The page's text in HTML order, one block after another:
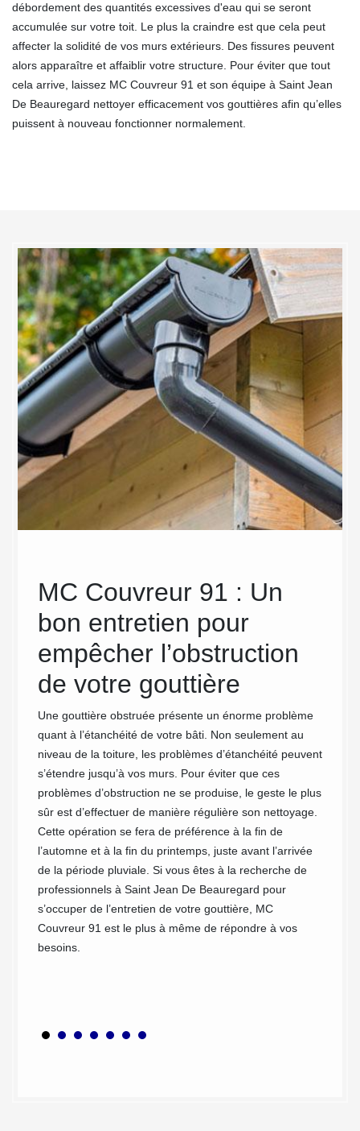
débordement des quantités excessives d'eau qui se seront
accumulée sur votre toit. Le plus la craindre est que cela peut
affecter la solidité de vos murs extérieurs. Des fissures peuvent
alors apparaître et affaiblir votre structure. Pour éviter que tout
cela arrive, laissez MC Couvreur 91 et son équipe à Saint Jean
De Beauregard nettoyer efficacement vos gouttières afin qu’elles
puissent à nouveau fonctionner normalement.
MC Couvreur 91 : Un
bon entretien pour
empêcher l’obstruction
de votre gouttière
Une gouttière obstruée présente un énorme problème
quant à l’étanchéité de votre bâti. Non seulement au
niveau de la toiture, les problèmes d’étanchéité peuvent
s’étendre jusqu’à vos murs. Pour éviter que ces
problèmes d’obstruction ne se produise, le geste le plus
sûr est d’effectuer de manière régulière son nettoyage.
Cette opération se fera de préférence à la fin de
l’automne et à la fin du printemps, juste avant l’arrivée
de la période pluviale. Si vous êtes à la recherche de
professionnels à Saint Jean De Beauregard pour
s’occuper de l’entretien de votre gouttière, MC
Couvreur 91 est le plus à même de répondre à vos
besoins.